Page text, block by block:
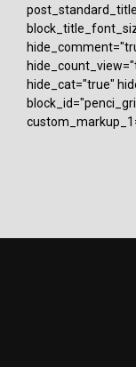
hide_cat="true"